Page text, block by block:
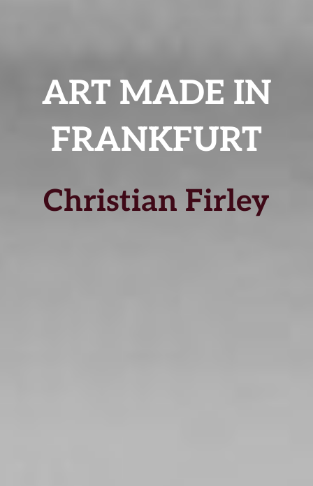
ART MADE IN
FRANKFURT
Christian Firley